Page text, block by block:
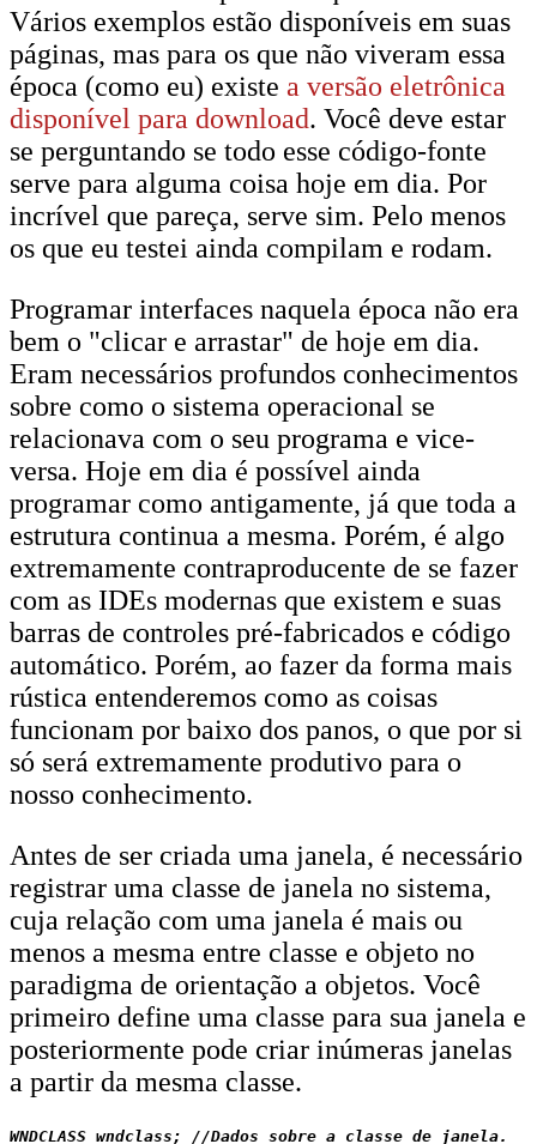
Vários exemplos estão disponíveis em suas
páginas, mas para os que não viveram essa
época (como eu) existe a versão eletrônica
disponível para download. Você deve estar
se perguntando se todo esse código-fonte
serve para alguma coisa hoje em dia. Por
incrível que pareça, serve sim. Pelo menos
os que eu testei ainda compilam e rodam.
Programar interfaces naquela época não era
bem o "clicar e arrastar" de hoje em dia.
Eram necessários profundos conhecimentos
sobre como o sistema operacional se
relacionava com o seu programa e vice-
versa. Hoje em dia é possível ainda
programar como antigamente, já que toda a
estrutura continua a mesma. Porém, é algo
extremamente contraproducente de se fazer
com as IDEs modernas que existem e suas
barras de controles pré-fabricados e código
automático. Porém, ao fazer da forma mais
rústica entenderemos como as coisas
funcionam por baixo dos panos, o que por si
só será extremamente produtivo para o
nosso conhecimento.
Antes de ser criada uma janela, é necessário
registrar uma classe de janela no sistema,
cuja relação com uma janela é mais ou
menos a mesma entre classe e objeto no
paradigma de orientação a objetos. Você
primeiro define uma classe para sua janela e
posteriormente pode criar inúmeras janelas
a partir da mesma classe.
WNDCLASS wndclass; //Dados sobre a classe de janela.